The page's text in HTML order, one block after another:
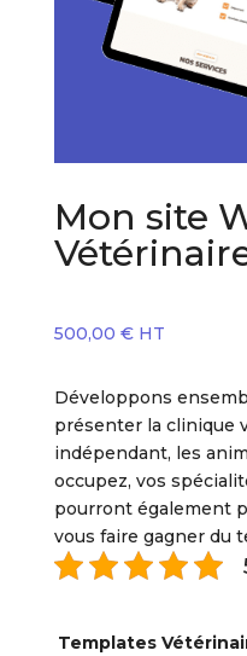
Mon site
500,00 € HT
Développons
présenter la clinique
indépendant, les
occupez, vos
pourront également
vous faire gagner du
Templates